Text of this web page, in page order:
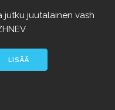
jutku juutalainen vash